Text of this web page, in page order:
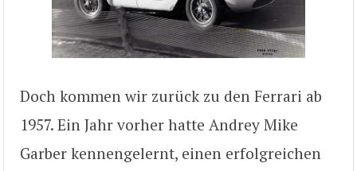
Doch kommen wir zurück zu den Ferrari ab
1957. Ein Jahr vorher hatte Andrey Mike
Garber kennengelernt, einen erfolgreichen